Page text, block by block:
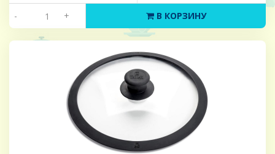
- + В КОРЗИНУ